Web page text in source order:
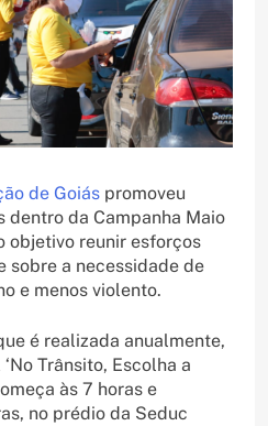
de Goiás promoveu
dentro da Campanha Maio
objetivo reunir esforços
sobre a necessidade de
e menos violento.
é realizada anualmente,
Trânsito, Escolha a
às 7 horas e
no prédio da Seduc